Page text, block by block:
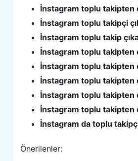
İnstagram toplu takipten
İnstagram toplu takipçi
İnstagram toplu takip
İnstagram toplu takipten
İnstagram toplu takipten
İnstagram toplu takipten
İnstagram toplu takipten
İnstagram toplu takipten
İnstagram da toplu
Önerilenler: